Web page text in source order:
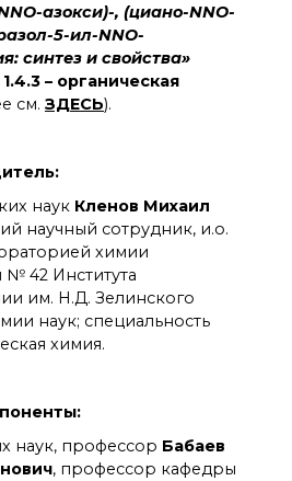
азокси)-, (циано-NNO-
5-ил-NNO-
синтез и свойства»
1.4.3 – органическая
см. ЗДЕСЬ).
наук Кленов Михаил
научный сотрудник, и.о.
химии
42 Института
им. Н.Д. Зелинского
наук; специальность
химия.
наук, профессор Бабаев
, профессор кафедры